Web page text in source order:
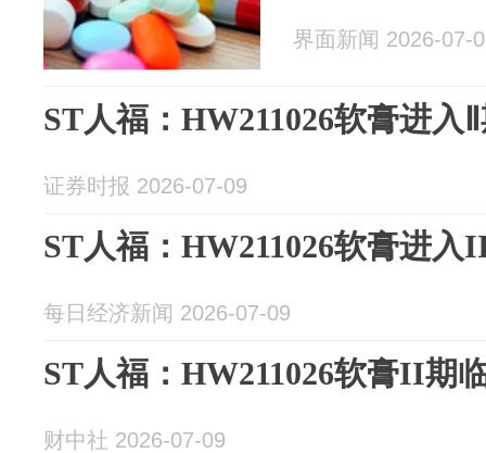
界面新闻 2026-07-
ST人福：HW211026软膏进入
证券时报 2026-07-09
ST人福：HW211026软膏进
每日经济新闻 2026-07-09
ST人福：HW211026软膏II期
财中社 2026-07-09